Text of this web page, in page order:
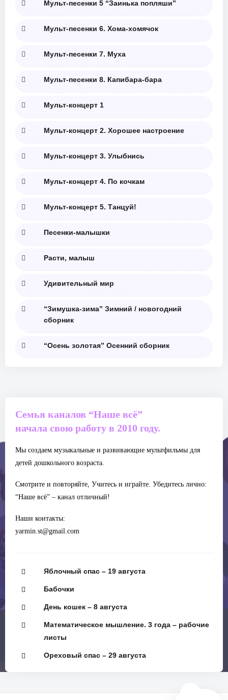
Мульт-песенки 5 “Заинька попляши”
Мульт-песенки 6. Хома-хомячок
Мульт-песенки 7. Муха
Мульт-песенки 8. Капибара-бара
Мульт-концерт 1
Мульт-концерт 2. Хорошее настроение
Мульт-концерт 3. Улыбнись
Мульт-концерт 4. По кочкам
Мульт-концерт 5. Танцуй!
Песенки-малышки
Расти, малыш
Удивительный мир
“Зимушка-зима” Зимний / новогодний
сборник
“Осень золотая” Осенний сборник
Семья каналов “Наше всё”
начала свою работу в 2010 году.
Мы создаем музыкальные и развивающие мультфильмы для
детей дошкольного возраста.
Смотрите и повторяйте, Учитесь и играйте. Убедитесь лично:
“Наше всё” – канал отличный!
Наши контакты:
yarmin.st@gmail.com
Яблочный спас – 19 августа
Бабочки
День кошек – 8 августа
Математическое мышление. 3 года – рабочие
листы
Ореховый спас – 29 августа